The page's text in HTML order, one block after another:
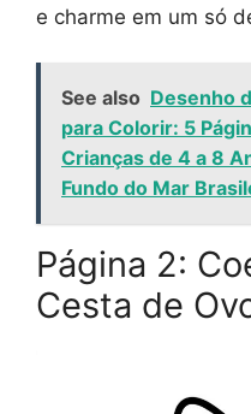
e charme em um só
See also Desenho
para Colorir: 5
Crianças de 4 a 8
Fundo do Mar
Página 2:
Cesta de